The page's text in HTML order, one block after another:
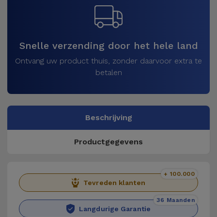
Snelle verzending door het hele land
Ontvang uw product thuis, zonder daarvoor extra te
betalen
Beschrijving
Productgegevens
Tevreden klanten
+ 100.000
Langdurige Garantie
36 Maanden